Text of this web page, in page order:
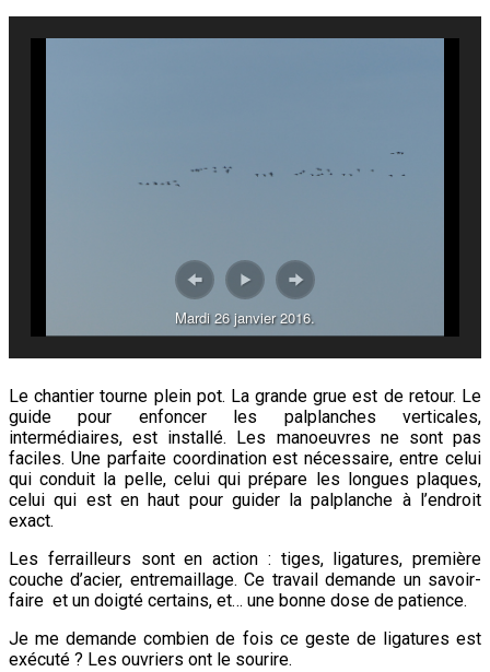
Mardi 26 janvier 2016.
Le chantier tourne plein pot. La grande grue est de retour. Le
guide pour enfoncer les palplanches verticales,
intermédiaires, est installé. Les manoeuvres ne sont pas
faciles. Une parfaite coordination est nécessaire, entre celui
qui conduit la pelle, celui qui prépare les longues plaques,
celui qui est en haut pour guider la palplanche à l’endroit
exact.
Les ferrailleurs sont en action : tiges, ligatures, première
couche d’acier, entremaillage. Ce travail demande un savoir-
faire et un doigté certains, et… une bonne dose de patience.
Je me demande combien de fois ce geste de ligatures est
exécuté ? Les ouvriers ont le sourire.